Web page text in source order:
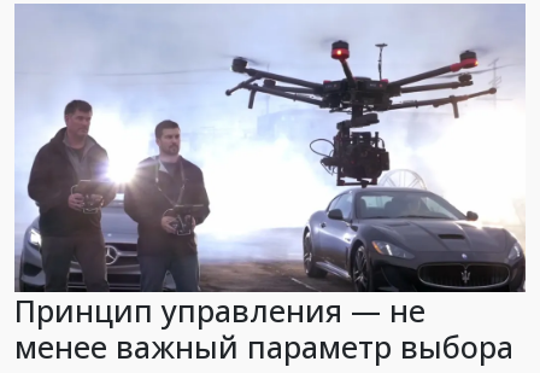
Принцип управления — не
менее важный параметр выбора